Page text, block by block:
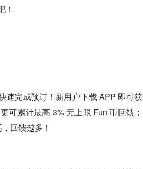
！
速完成预订！新用户下载 APP 即可获
可累计最高 3% 无上限 Fun 币回馈；
回馈越多！